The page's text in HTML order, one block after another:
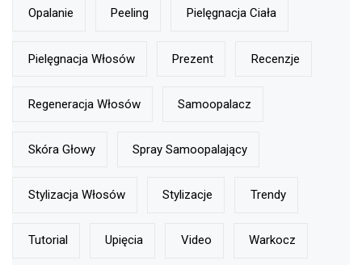
Opalanie Peeling Pielęgnacja Ciała
Pielęgnacja Włosów Prezent Recenzje
Regeneracja Włosów Samoopalacz
Skóra Głowy Spray Samoopalający
Stylizacja Włosów Stylizacje Trendy
Tutorial Upięcia Video Warkocz